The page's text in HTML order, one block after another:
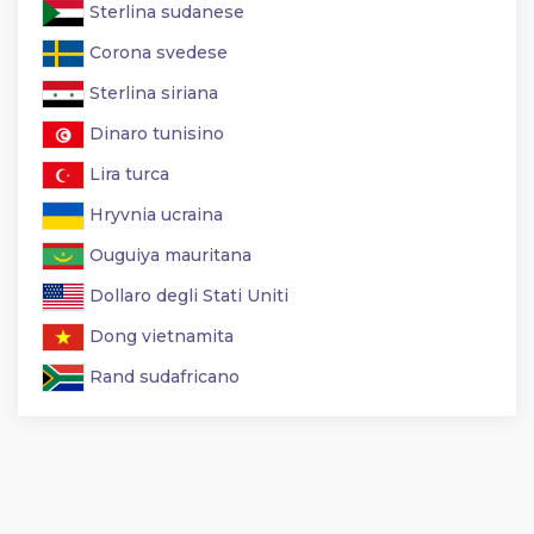
Sterlina sudanese
Corona svedese
Sterlina siriana
Dinaro tunisino
Lira turca
Hryvnia ucraina
Ouguiya mauritana
Dollaro degli Stati Uniti
Dong vietnamita
Rand sudafricano